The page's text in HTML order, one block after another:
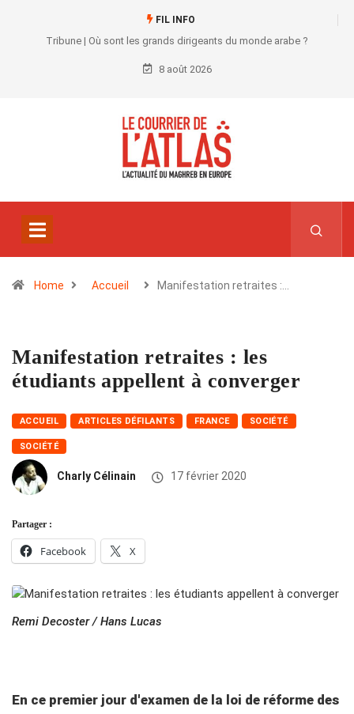
FIL INFO
Tribune | Où sont les grands dirigeants du monde arabe ?
8 août 2026
Home Accueil Manifestation retraites :…
Manifestation retraites : les
étudiants appellent à converger
ACCUEIL ARTICLES DÉFILANTS FRANCE SOCIÉTÉ
SOCIÉTÉ
Charly Célinain 17 février 2020
Partager :
Facebook X
Remi Decoster / Hans Lucas
En ce premier jour d'examen de la loi de réforme des